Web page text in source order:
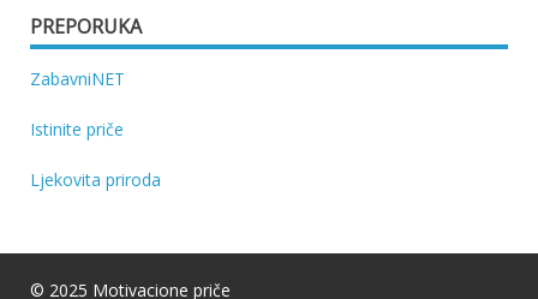
PREPORUKA
ZabavniNET
Istinite priče
Ljekovita priroda
© 2025 Motivacione priče